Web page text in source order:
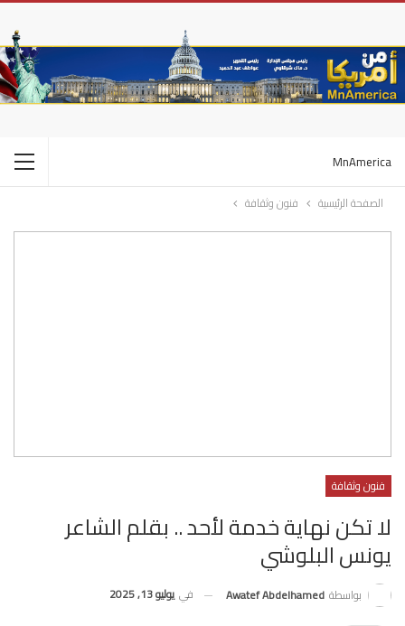
MnAmerica
الصفحة الرئيسية فنون وثقافة
فنون وثقافة
لا تكن نهاية خدمة لأحد .. بقلم الشاعر
يونس البلوشي
بواسطة Awatef Abdelhamed في يوليو 13, 2025